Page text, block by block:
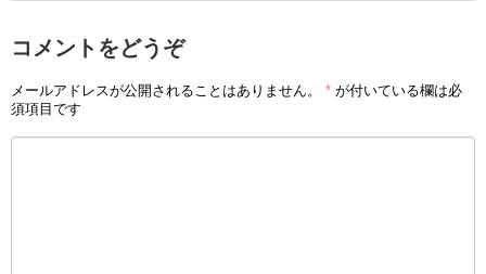
コメントをどうぞ
メールアドレスが公開されることはありません。 * が付いている欄は必
須項目です